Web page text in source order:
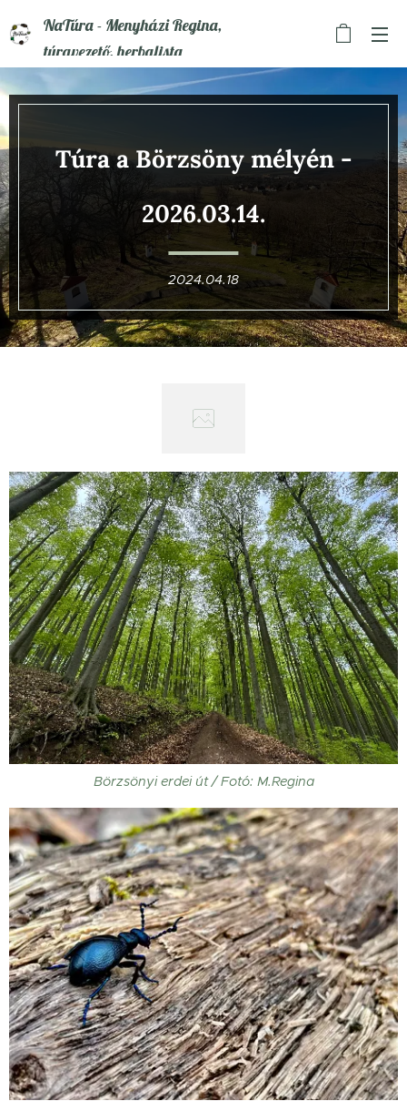
NaTúra - Menyházi Regina,
túravezető, herbalista
Túra a Börzsöny mélyén -
2026.03.14.
2024.04.18
Börzsönyi erdei út / Fotó: M.Regina